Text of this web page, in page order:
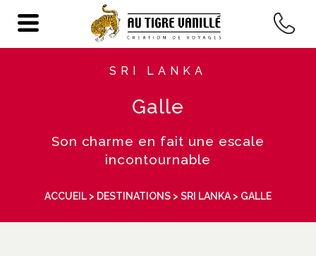
SRI LANKA
Galle
Son charme en fait une escale
incontournable
ACCUEIL > DESTINATIONS > SRI LANKA > GALLE